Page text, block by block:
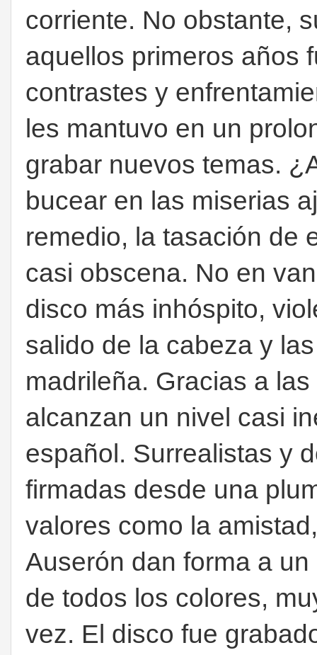
corriente. No obstante,
aquellos primeros años
contrastes y
les mantuvo en un
grabar nuevos temas.
bucear en las miserias
remedio, la tasación de
casi obscena. No en
disco más inhóspito,
salido de la cabeza y
madrileña. Gracias a
alcanzan un nivel casi
español. Surrealistas y
firmadas desde una
valores como la
Auserón dan forma a
de todos los colores,
vez. El disco fue